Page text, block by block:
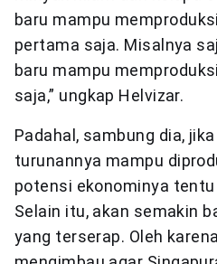
baru mampu
pertama saja. Misalnya
baru mampu
saja,” ungkap Helvizar.
Padahal, sambung dia,
turunannya mampu
potensi ekonominya tentu
Selain itu, akan semakin
yang terserap. Oleh